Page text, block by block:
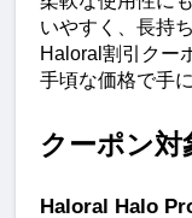
いやすく、長持
Haloral割引クー
手頃な価格で手
クーポン
Haloral Halo